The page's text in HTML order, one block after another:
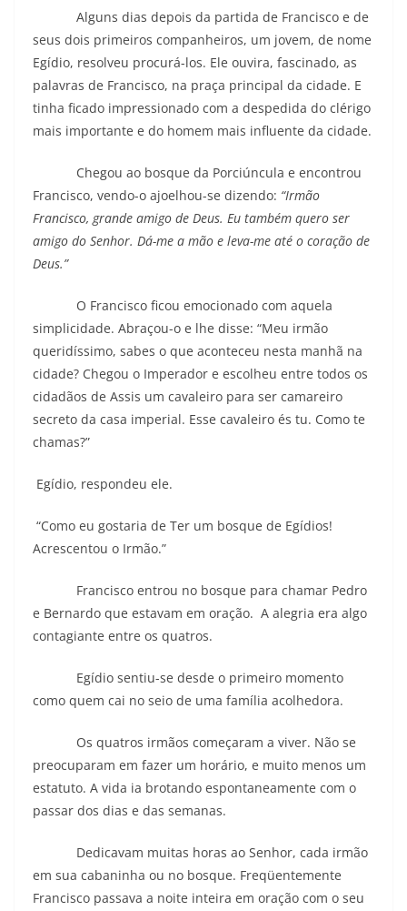
Alguns dias depois da partida de Francisco e de
seus dois primeiros companheiros, um jovem, de nome
Egídio, resolveu procurá-los. Ele ouvira, fascinado, as
palavras de Francisco, na praça principal da cidade. E
tinha ficado impressionado com a despedida do clérigo
mais importante e do homem mais influente da cidade.
Chegou ao bosque da Porciúncula e encontrou
Francisco, vendo-o ajoelhou-se dizendo: “Irmão
Francisco, grande amigo de Deus. Eu também quero ser
amigo do Senhor. Dá-me a mão e leva-me até o coração de
Deus.”
O Francisco ficou emocionado com aquela
simplicidade. Abraçou-o e lhe disse: “Meu irmão
queridíssimo, sabes o que aconteceu nesta manhã na
cidade? Chegou o Imperador e escolheu entre todos os
cidadãos de Assis um cavaleiro para ser camareiro
secreto da casa imperial. Esse cavaleiro és tu. Como te
chamas?”
Egídio, respondeu ele.
“Como eu gostaria de Ter um bosque de Egídios!
Acrescentou o Irmão.”
Francisco entrou no bosque para chamar Pedro
e Bernardo que estavam em oração. A alegria era algo
contagiante entre os quatros.
Egídio sentiu-se desde o primeiro momento
como quem cai no seio de uma família acolhedora.
Os quatros irmãos começaram a viver. Não se
preocuparam em fazer um horário, e muito menos um
estatuto. A vida ia brotando espontaneamente com o
passar dos dias e das semanas.
Dedicavam muitas horas ao Senhor, cada irmão
em sua cabaninha ou no bosque. Freqüentemente
Francisco passava a noite inteira em oração com o seu